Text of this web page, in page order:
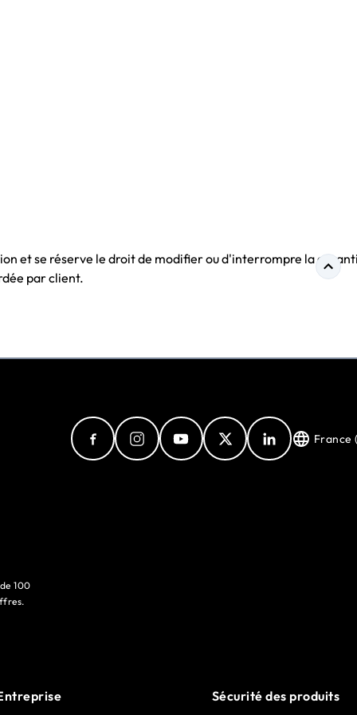
et se réserve le droit de modifier ou d'interrompre la
par client.
100
France
Sécurité des produits